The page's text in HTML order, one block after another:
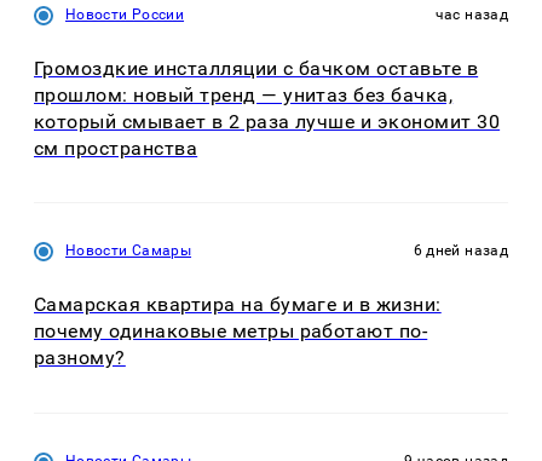
Новости России час назад
Громоздкие инсталляции с бачком оставьте в
прошлом: новый тренд — унитаз без бачка,
который смывает в 2 раза лучше и экономит 30
см пространства
Новости Самары 6 дней назад
Самарская квартира на бумаге и в жизни:
почему одинаковые метры работают по-
разному?